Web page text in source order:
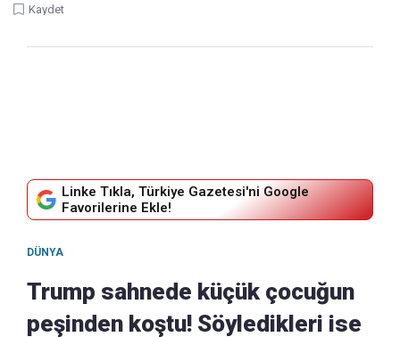
Kaydet
Linke Tıkla, Türkiye Gazetesi'ni Google
Favorilerine Ekle!
DÜNYA
Trump sahnede küçük çocuğun
peşinden koştu! Söyledikleri ise